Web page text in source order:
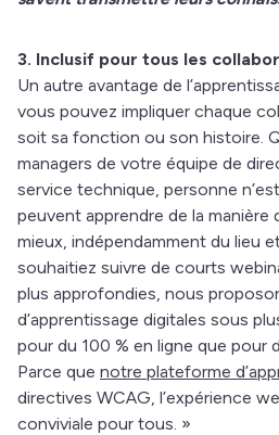
3. Inclusif pour tous les
Un autre avantage de
vous pouvez impliquer chaque
soit sa fonction ou son histoire.
managers de votre équipe de
service technique, personne
peuvent apprendre de la manière
mieux, indépendamment du lieu
souhaitiez suivre de courts
plus approfondies, nous
d’apprentissage digitales sous
pour du 100 % en ligne que pour
Parce que notre plateforme
directives WCAG, l’expérience
conviviale pour tous. »